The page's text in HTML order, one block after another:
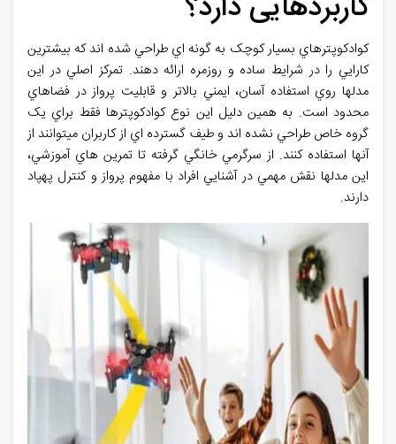
کوادکوپترهاي بسيار کوچک به گونه اي طراحي شده اند که بيشترين
کارايي را در شرايط ساده و روزمره ارائه دهند. تمرکز اصلي در اين
مدلها روي استفاده آسان، ايمني بالاتر و قابليت پرواز در فضاهاي
محدود است. به همين دليل اين نوع کوادکوپترها فقط براي يک
گروه خاص طراحي نشده اند و طيف گسترده اي از کاربران ميتوانند از
آنها استفاده کنند. از سرگرمي خانگي گرفته تا تمرين هاي آموزشي،
اين مدلها نقش مهمي در آشنايي افراد با مفهوم پرواز و کنترل پهپاد
دارند.